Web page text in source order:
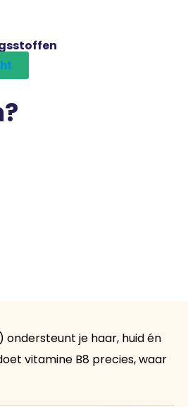
ondersteunt je haar, huid én
vitamine B8 precies, waar